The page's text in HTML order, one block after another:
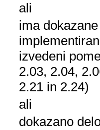
ali
ima
izvedeni
2.03, 2.04,
2.21 in 2.24)
ali
dokazano